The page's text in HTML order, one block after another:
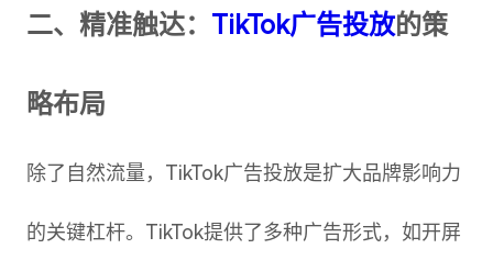
二、精准触达： TikTok广告投放的策
略布局
除了自然流量，TikTok广告投放是扩大品牌影响力
的关键杠杆。TikTok提供了多种广告形式，如开屏